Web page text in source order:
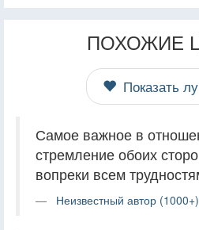
ПОХОЖИЕ
Показать
Самое важное в
стремление обоих
вопреки всем
Неизвестный автор (1000+)